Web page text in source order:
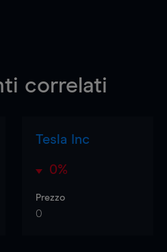
correlati
Tesla Inc
0%
Prezzo
0